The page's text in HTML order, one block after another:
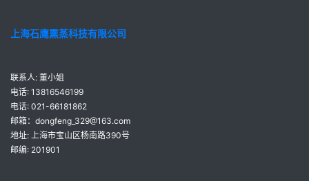
上海石鹰熏蒸科技有限公司
联系人: 董小姐
电话: 13816546199
电话: 021-66181862
邮箱：dongfeng_329@163.com
地址: 上海市宝山区杨南路390号
邮编: 201901